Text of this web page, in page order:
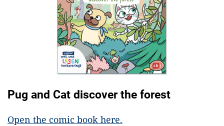
Pug and Cat discover the forest
Open the comic book here.